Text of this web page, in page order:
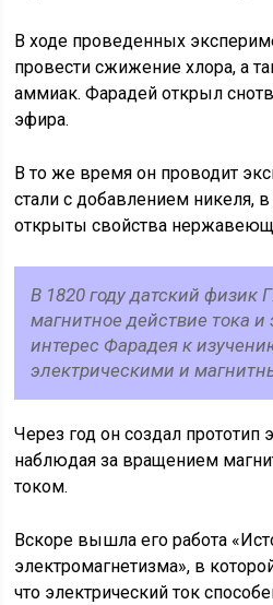
В ходе проведенных
провести сжижение хлора, а
аммиак. Фарадей открыл
эфира.
В то же время он проводит
стали с добавлением никеля,
открыты свойства
В 1820 году датский физик
магнитное действие тока
интерес Фарадея к
электрическими и
Через год он создал прототип
наблюдая за вращением
током.
Вскоре вышла его работа
электромагнетизма», в
что электрический ток